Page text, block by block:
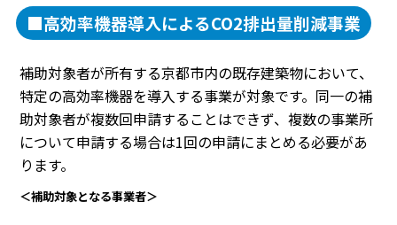
■高効率機器導入によるCO2排出量削減事業
補助対象者が所有する京都市内の既存建築物において、
特定の高効率機器を導入する事業が対象です。同一の補
助対象者が複数回申請することはできず、複数の事業所
について申請する場合は1回の申請にまとめる必要があ
ります。
＜補助対象となる事業者＞